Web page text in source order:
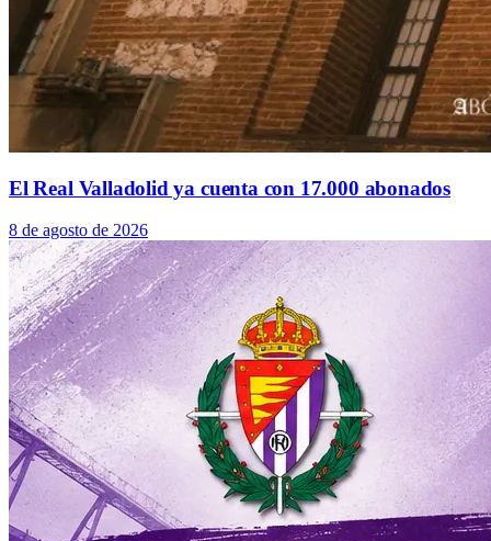
El Real Valladolid ya cuenta con 17.000 abonados
8 de agosto de 2026